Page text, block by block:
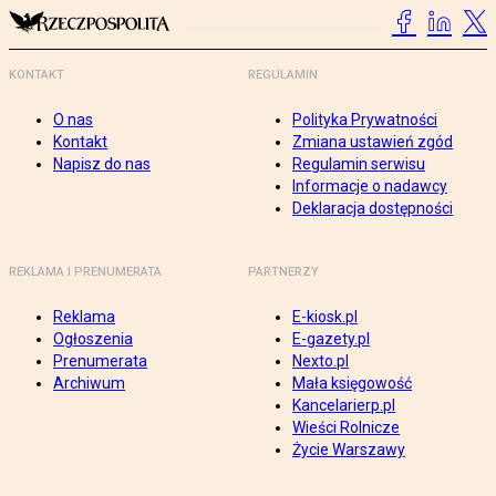
KONTAKT
O nas
Kontakt
Napisz do nas
REGULAMIN
Polityka Prywatności
Zmiana ustawień zgód
Regulamin serwisu
Informacje o nadawcy
Deklaracja dostępności
REKLAMA I PRENUMERATA
Reklama
Ogłoszenia
Prenumerata
Archiwum
PARTNERZY
E-kiosk.pl
E-gazety.pl
Nexto.pl
Mała księgowość
Kancelarierp.pl
Wieści Rolnicze
Życie Warszawy